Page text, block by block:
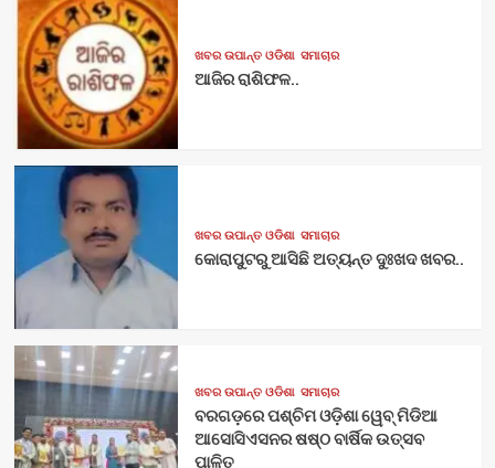
ଖବର ଉପାନ୍ତ ଓଡିଶା ସମାଚାର
ଆଜିର ରାଶିଫଳ..
ଖବର ଉପାନ୍ତ ଓଡିଶା ସମାଚାର
କୋରାପୁଟରୁ ଆସିଛି ଅତ୍ୟନ୍ତ ଦୁଃଖଦ ଖବର..
ଖବର ଉପାନ୍ତ ଓଡିଶା ସମାଚାର
ବରଗଡ଼ରେ ପଶ୍ଚିମ ଓଡ଼ିଶା ୱେବ୍ ମିଡିଆ
ଆସୋସିଏସନର ଷଷ୍ଠ ବାର୍ଷିକ ଉତ୍ସବ
ପାଳିତ